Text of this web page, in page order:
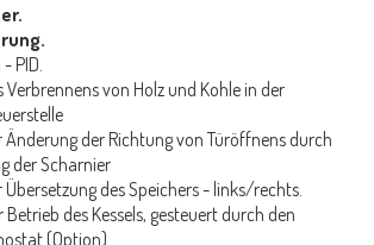
PID.
Verbrennens von Holz und Kohle in der
Änderung der Richtung von Türöffnens durch
der Scharnier
des Speichers - links/rechts.
des Kessels, gesteuert durch den
(Option).